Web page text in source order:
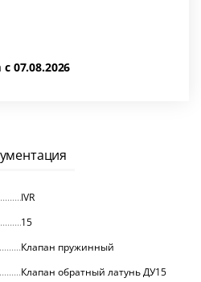
с 07.08.2026
IVR
15
Клапан пружинный
Клапан обратный латунь ДУ15